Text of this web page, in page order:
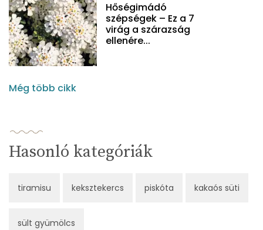
Hőségimádó
szépségek – Ez a 7
virág a szárazság
ellenére...
Még több cikk
Hasonló kategóriák
tiramisu keksztekercs piskóta kakaós süti
sült gyümölcs